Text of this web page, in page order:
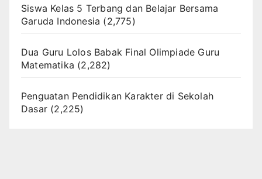
Siswa Kelas 5 Terbang dan Belajar Bersama
Garuda Indonesia (2,775)
Dua Guru Lolos Babak Final Olimpiade Guru
Matematika (2,282)
Penguatan Pendidikan Karakter di Sekolah
Dasar (2,225)